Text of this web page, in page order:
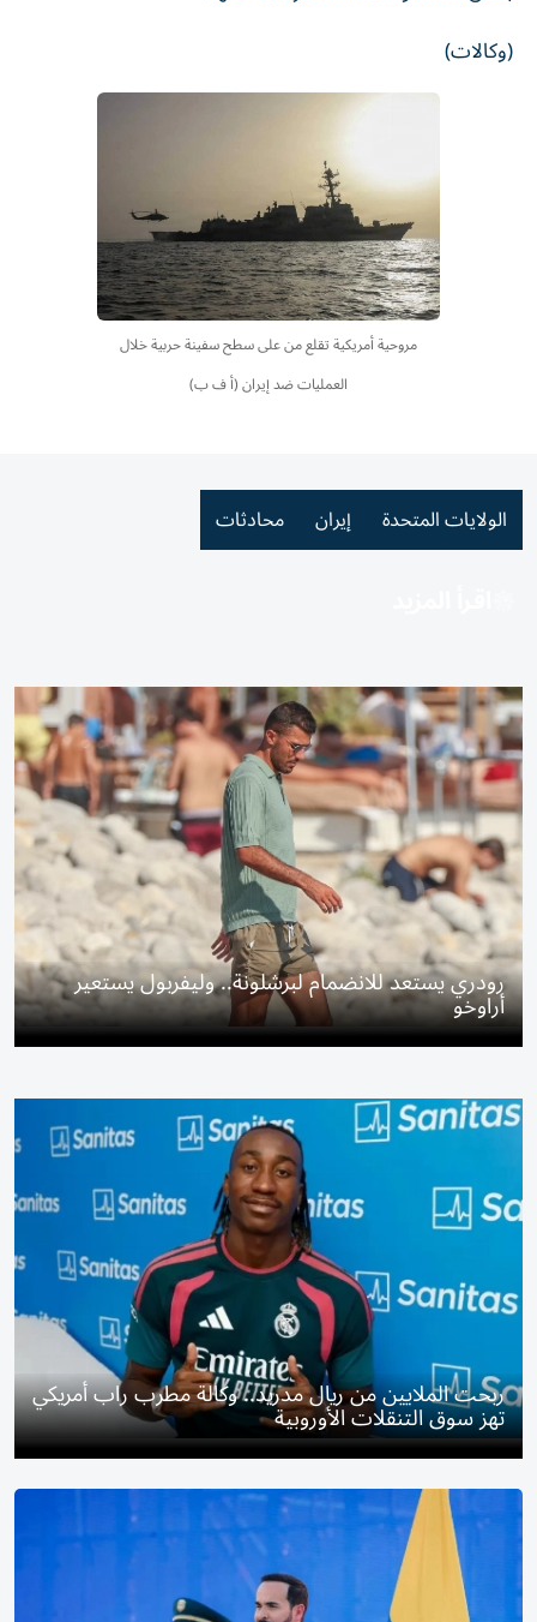
(وكالات)
مروحية أمريكية تقلع من على سطح سفينة حربية خلال
العمليات ضد إيران (أ ف ب)
الولايات المتحدة إيران محادثات
رودري يستعد للانضمام لبرشلونة.. وليفربول يستعير
أراوخو
ربحت الملايين من ريال مدريد.. وكالة مطرب راب أمريكي
تهز سوق التنقلات الأوروبية